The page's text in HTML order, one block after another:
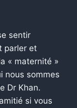
sentir
parler et
« maternité »
nous sommes
Dr Khan.
si vous